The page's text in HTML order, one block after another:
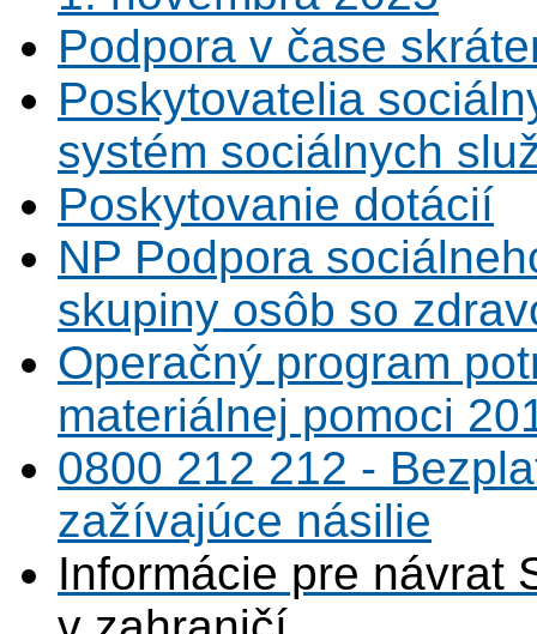
Podpora v čase
Poskytovatelia
systém sociálnych
Poskytovanie dotácií
NP Podpora
skupiny osôb so
Operačný program
materiálnej pomoci
0800 212 212 -
zažívajúce násilie
Informácie pre návrat